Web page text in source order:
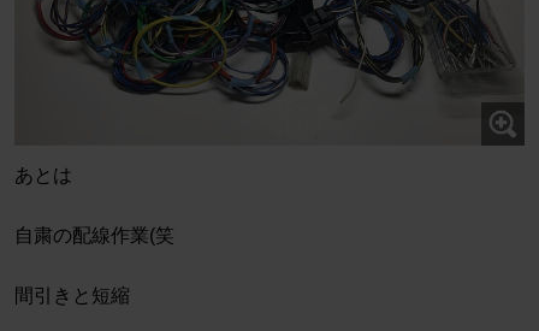
あとは
自粛の配線作業(笑
間引きと短縮